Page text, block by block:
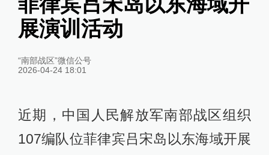
展演训活动
“南部战区”微信公号
2026-04-24 18:01
近期，中国人民解放军南部战区组织
107编队位菲律宾吕宋岛以东海域开展